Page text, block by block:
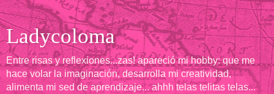
Ladycoloma
Entre risas y reflexiones...zas! apareció mi hobby: que me
hace volar la imaginación, desarrolla mi creatividad,
alimenta mi sed de aprendizaje... ahhh telas telitas telas...